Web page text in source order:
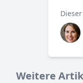
Weitere